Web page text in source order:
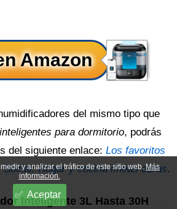
del mismo tipo que
para dormitorio, podrás
del siguiente enlace: Los favoritos
Hogar y cocina líneas duras.
Inteligente 3L Hasta 30H
y analizar el tráfico de este sitio web.Más
información.
Aceptar